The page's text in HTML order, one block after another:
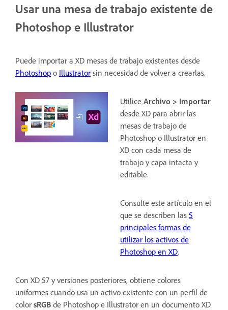
Usar una mesa de trabajo existente de
Photoshop e Illustrator
Puede importar a XD mesas de trabajo existentes desde
Photoshop o Illustrator sin necesidad de volver a crearlas.
Utilice Archivo > Importar
desde XD para abrir las
mesas de trabajo de
Photoshop o Illustrator en
XD con cada mesa de
trabajo y capa intacta y
editable.
Consulte este artículo en el
que se describen las 5
principales formas de
utilizar los activos de
Photoshop en XD.
Con XD 57 y versiones posteriores, obtiene colores
uniformes cuando usa un activo existente con un perfil de
color sRGB de Photoshop e Illustrator en un documento XD